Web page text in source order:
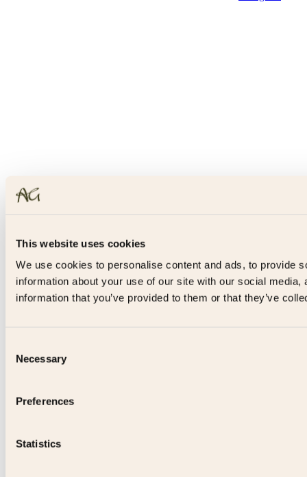
This website uses cookies
We use cookies to personalise content and ads, to provide
information about your use of our site with our social
information that you’ve provided to them or that they’ve
Selection
Necessary
Preferences
Statistics